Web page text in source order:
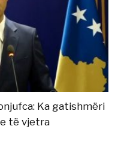
Ka gatishmëri
të vjetra